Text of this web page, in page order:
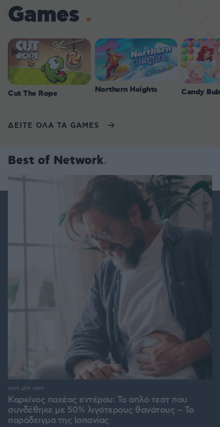
Games
Cut The Rope Northern Heights Candy
ΔΕΙΤΕ ΟΛΑ ΤΑ GAMES
Best of Network
Καρκίνος παχέος εντέρου: Το απλό τεστ που
συνδέθηκε με 50% λιγότερους θανάτους – Το
παράδειγμα της Ισπανίας
πριν μία ώρα